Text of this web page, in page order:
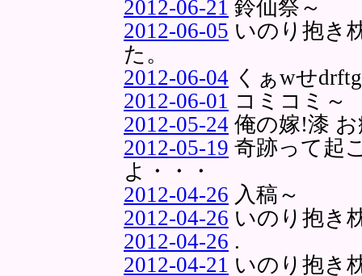
2012-06-21 鈴仙祭～
2012-06-05 いのり抱き
た。
2012-06-04 くぁwせ
2012-06-01 コミコミ～
2012-05-24 俺の嫁!漆
2012-05-19 奇跡って起
よ・・・
2012-04-26 入稿～
2012-04-26 いのり抱き
2012-04-26 .
2012-04-21 いのり抱き